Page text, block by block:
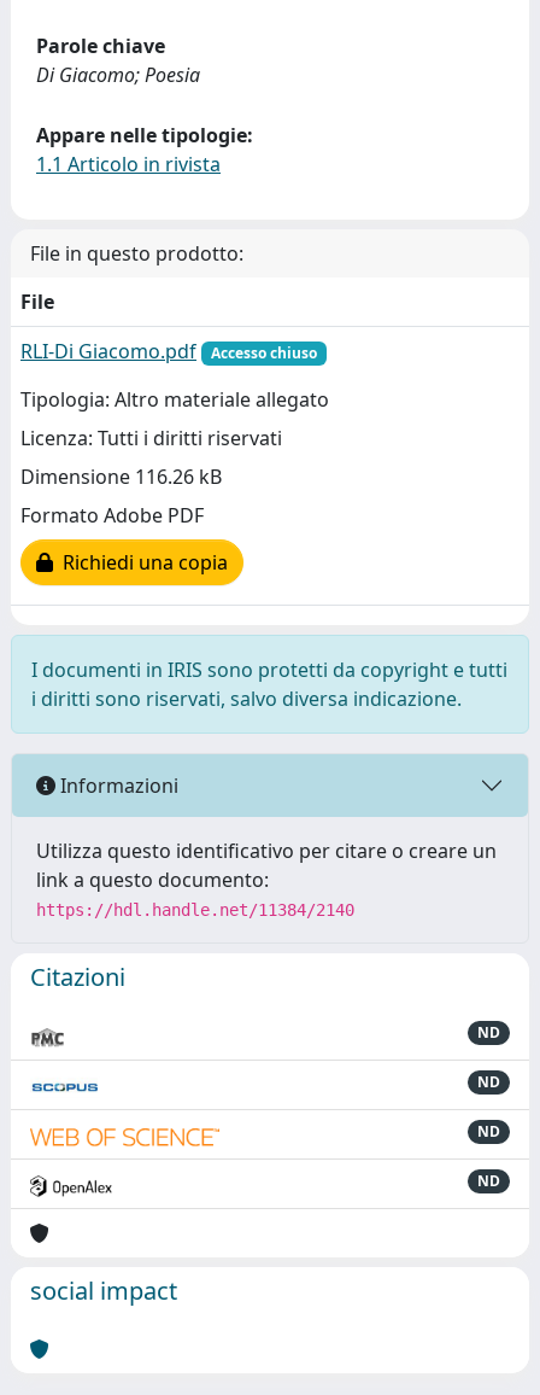
Parole chiave
Di Giacomo; Poesia
Appare nelle tipologie:
1.1 Articolo in rivista
File in questo prodotto:
File
RLI-Di Giacomo.pdf
Accesso chiuso
Tipologia: Altro materiale allegato
Licenza: Tutti i diritti riservati
Dimensione 116.26 kB
Formato Adobe PDF
Richiedi una copia
I documenti in IRIS sono protetti da copyright e tutti
i diritti sono riservati, salvo diversa indicazione.
Informazioni
Utilizza questo identificativo per citare o creare un
link a questo documento:
https://hdl.handle.net/11384/2140
Citazioni
ND
ND
ND
ND
social impact